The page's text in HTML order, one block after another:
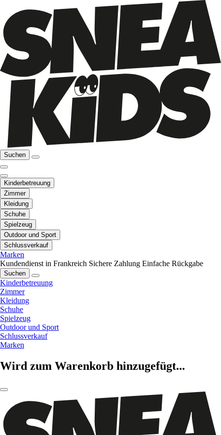
Suchen
Kinderbetreuung
Zimmer
Kleidung
Schuhe
Spielzeug
Outdoor und Sport
Schlussverkauf
Marken
Kundendienst in Frankreich Sichere Zahlung Einfache Rückgabe
Suchen
Kinderbetreuung
Zimmer
Kleidung
Schuhe
Spielzeug
Outdoor und Sport
Schlussverkauf
Marken
Wird zum Warenkorb hinzugefügt...